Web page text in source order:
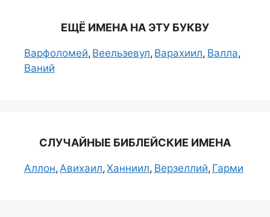
ЕЩЁ ИМЕНА НА ЭТУ БУКВУ
Варфоломей Веельзевул Варахиил Валла
Ваний
СЛУЧАЙНЫЕ БИБЛЕЙСКИЕ ИМЕНА
Аллон Авихаил Ханниил Верзеллий Гарми